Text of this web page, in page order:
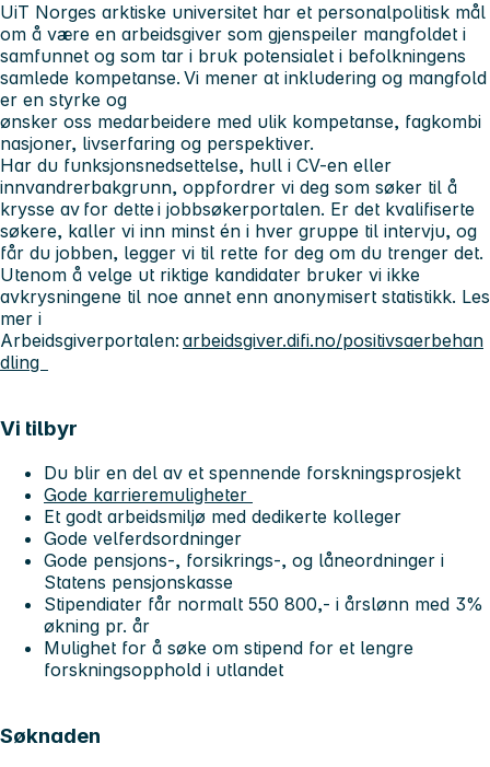
UiT Norges arktiske universitet har et personalpolitisk mål
om å være en arbeidsgiver som gjenspeiler mangfoldet i
samfunnet og som tar i bruk potensialet i befolkningens
samlede kompetanse. Vi mener at inkludering og mangfold
er en styrke og
ønsker oss medarbeidere med ulik kompetanse, fagkombi
nasjoner, livserfaring og perspektiver.
Har du funksjonsnedsettelse, hull i CV-en eller
innvandrerbakgrunn, oppfordrer vi deg som søker til å
krysse av for dette i jobbsøkerportalen. Er det kvalifiserte
søkere, kaller vi inn minst én i hver gruppe til intervju, og
får du jobben, legger vi til rette for deg om du trenger det.
Utenom å velge ut riktige kandidater bruker vi ikke
avkrysningene til noe annet enn anonymisert statistikk. Les
mer i
Arbeidsgiverportalen: arbeidsgiver.difi.no/positivsaerbehan
dling
Vi tilbyr
Du blir en del av et spennende forskningsprosjekt
Gode karrieremuligheter
Et godt arbeidsmiljø med dedikerte kolleger
Gode velferdsordninger
Gode pensjons-, forsikrings-, og låneordninger i
Statens pensjonskasse
Stipendiater får normalt 550 800,- i årslønn med 3%
økning pr. år
Mulighet for å søke om stipend for et lengre
forskningsopphold i utlandet
Søknaden